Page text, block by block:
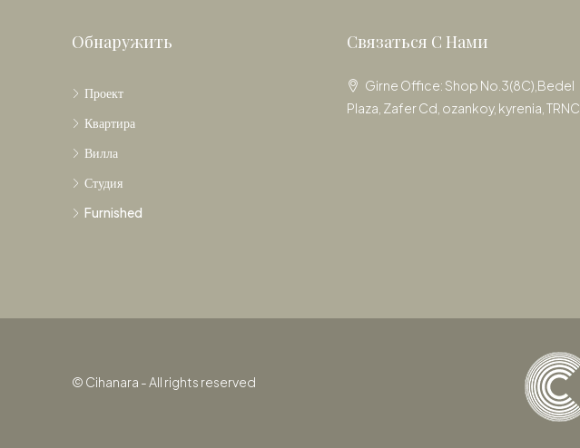
Обнаружить
Проект
Квартира
Вилла
Студия
Furnished
Связаться С Нами
Girne Office: Shop No.3(8C),Bedel
Plaza, Zafer Cd, ozankoy, kyrenia, TRNC
© Cihanara - All rights reserved